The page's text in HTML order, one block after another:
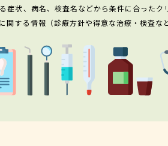
状、病名、検査名などから条件に合ったク
する情報（診療方針や得意な治療・検査な